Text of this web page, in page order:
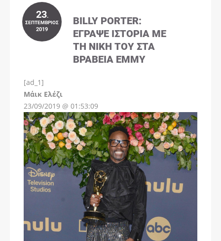
23.
ΣΕΠΤΈΜΒΡΙΟΣ
2019
BILLY PORTER:
ΈΓΡΑΨΕ ΙΣΤΟΡΊΑ ΜΕ
ΤΗ ΝΊΚΗ ΤΟΥ ΣΤΑ
ΒΡΑΒΕΊΑ EMMY
[ad_1]
Μάικ ΕλέζιInstagram
23/09/2019 @ 01:53:09